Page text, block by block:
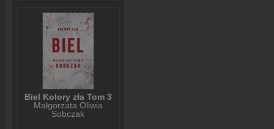
Biel Kolory zła Tom 3
Małgorzata Oliwia
Sobczak